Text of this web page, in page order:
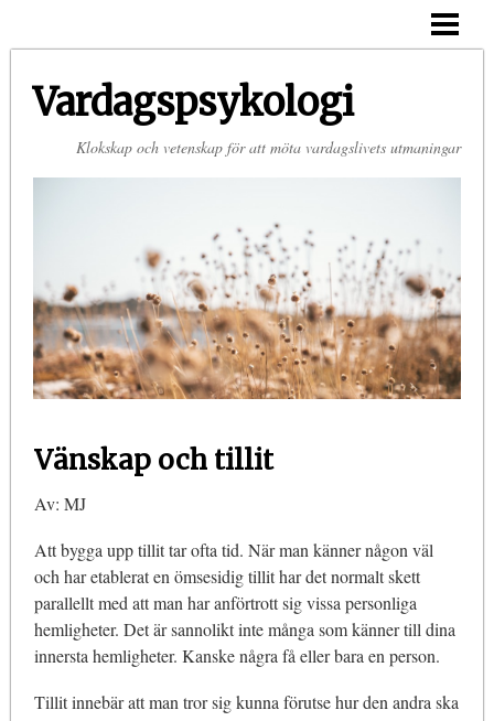
KONTAKT
Vardagspsykologi
Klokskap och vetenskap för att möta vardagslivets utmaningar
Vänskap och tillit
Av: MJ
Att bygga upp tillit tar ofta tid. När man känner någon väl
och har etablerat en ömsesidig tillit har det normalt skett
parallellt med att man har anförtrott sig vissa personliga
hemligheter. Det är sannolikt inte många som känner till dina
innersta hemligheter. Kanske några få eller bara en person.
Tillit innebär att man tror sig kunna förutse hur den andra ska